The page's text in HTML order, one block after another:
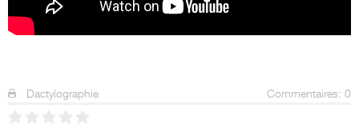
Dactylographie Commentaires: 0